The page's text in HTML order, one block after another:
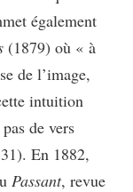
également
(1879) où « à
de l’image,
intuition
de vers
En 1882,
Passant, revue